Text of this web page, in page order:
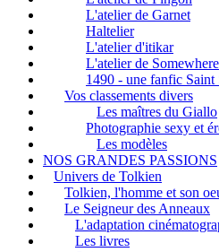
L'atelier de Garnet
Haltelier
L'atelier d'itikar
L'atelier de Somewhere
1490 - une fanfic
Vos classements divers
Les maîtres du Giallo
Photographie sexy et
Les modèles
NOS GRANDES PASSIONS
Univers de Tolkien
Tolkien, l'homme et son
Le Seigneur des Anneaux
L'adaptation
Les livres